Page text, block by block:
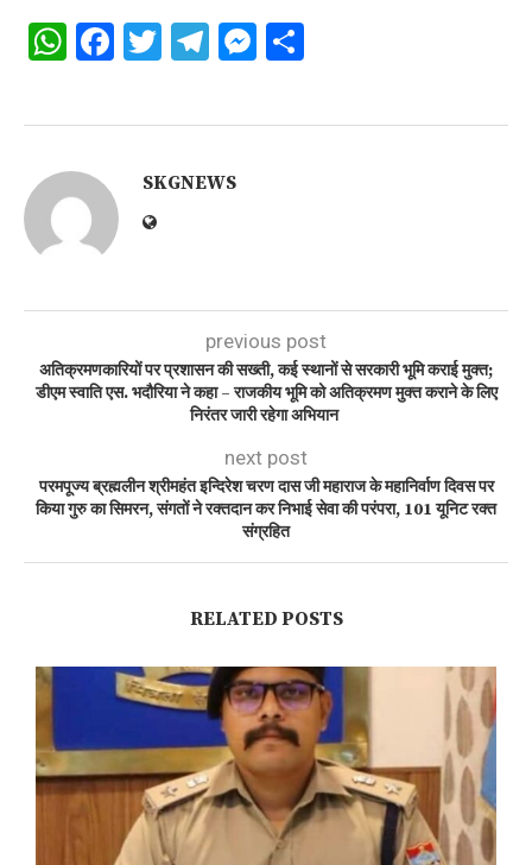
WhatsApp
Facebook
Twitter
Telegram
Messenger
SKGNEWS
previous post
अतिक्रमणकारियों पर प्रशासन की सख्ती, कई स्थानों से सरकारी भूमि कराई मुक्त;
डीएम स्वाति एस. भदौरिया ने कहा – राजकीय भूमि को अतिक्रमण मुक्त कराने के लिए
निरंतर जारी रहेगा अभियान
next post
परमपूज्य ब्रह्मलीन श्रीमहंत इन्दिरेश चरण दास जी महाराज के महानिर्वाण दिवस पर
किया गुरु का सिमरन, संगतों ने रक्तदान कर निभाई सेवा की परंपरा, 101 यूनिट रक्त
संग्रहित
RELATED POSTS